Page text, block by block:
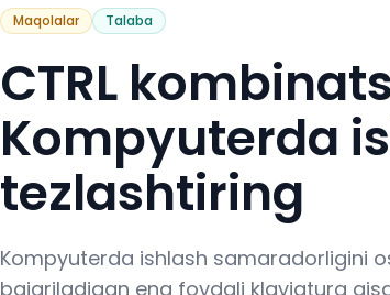
Maqolalar Talaba
CTRL
Kompyuterda
tezlashtiring
Kompyuterda ishlash samaradorligini
bajariladigan eng foydali klaviatura